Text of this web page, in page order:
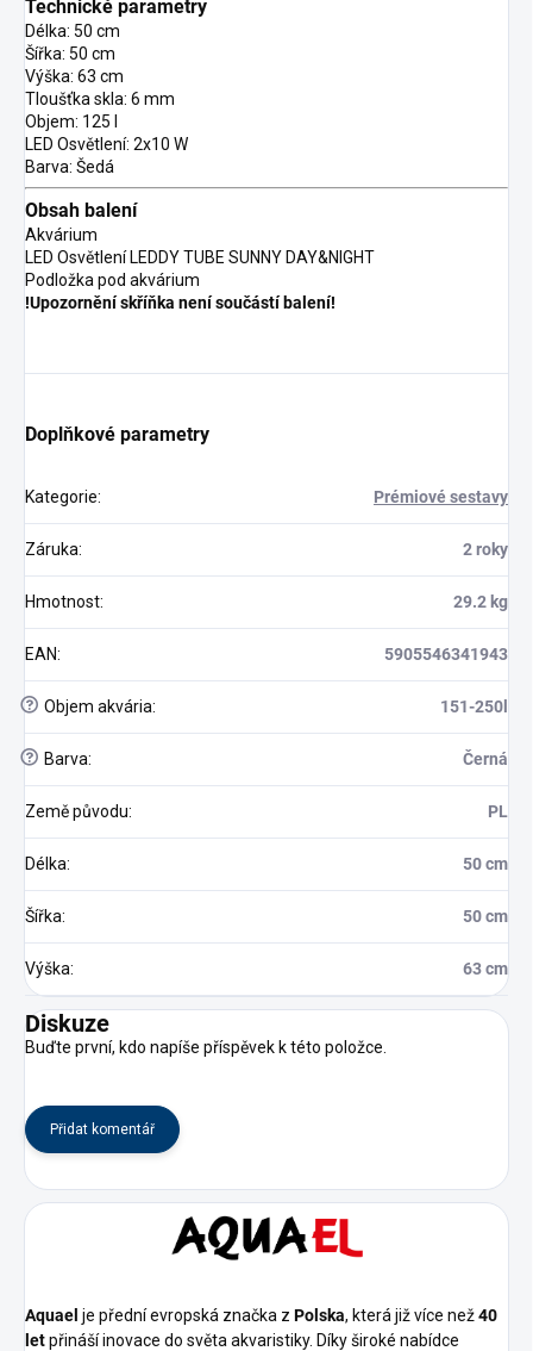
Technické parametry
Délka: 50 cm
Šířka: 50 cm
Výška: 63 cm
Tloušťka skla: 6 mm
Objem: 125 l
LED Osvětlení: 2x10 W
Barva: Šedá
Obsah balení
Akvárium
LED Osvětlení LEDDY TUBE SUNNY DAY&NIGHT
Podložka pod akvárium
!Upozornění skříňka není součástí balení!
Doplňkové parametry
Kategorie: Prémiové sestavy
Záruka: 2 roky
Hmotnost: 29.2 kg
EAN: 5905546341943
? Objem akvária: 151-250l
? Barva: Černá
Země původu: PL
Délka: 50 cm
Šířka: 50 cm
Výška: 63 cm
Diskuze
Buďte první, kdo napíše příspěvek k této položce.
Přidat komentář
Aquael je přední evropská značka z Polska, která již více než40
letpřináší inovace do světa akvaristiky. Díky široké nabídce